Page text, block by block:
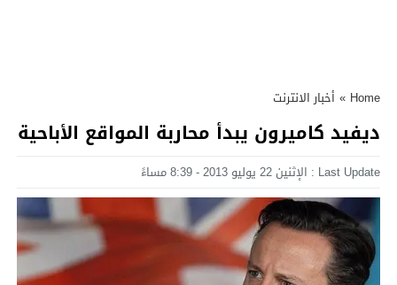
Home
» أخبار الانترنت
ديفيد كاميرون يبدأ محاربة المواقع الأباحية
Last Update : الإثنين 22 يوليو 2013 - 8:39 مساءً